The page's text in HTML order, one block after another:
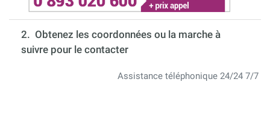
2. Obtenez les coordonnées ou la marche à
suivre pour le contacter
Assistance téléphonique 24/24 7/7